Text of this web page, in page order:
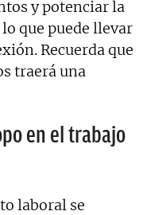
y potenciar la
que puede llevar
Recuerda que
traerá una
en el trabajo
laboral se